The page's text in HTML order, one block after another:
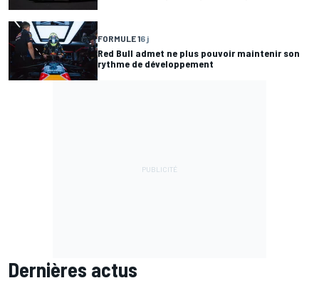
FORMULE 16 j
Red Bull admet ne plus pouvoir maintenir son
rythme de développement
Dernières actus